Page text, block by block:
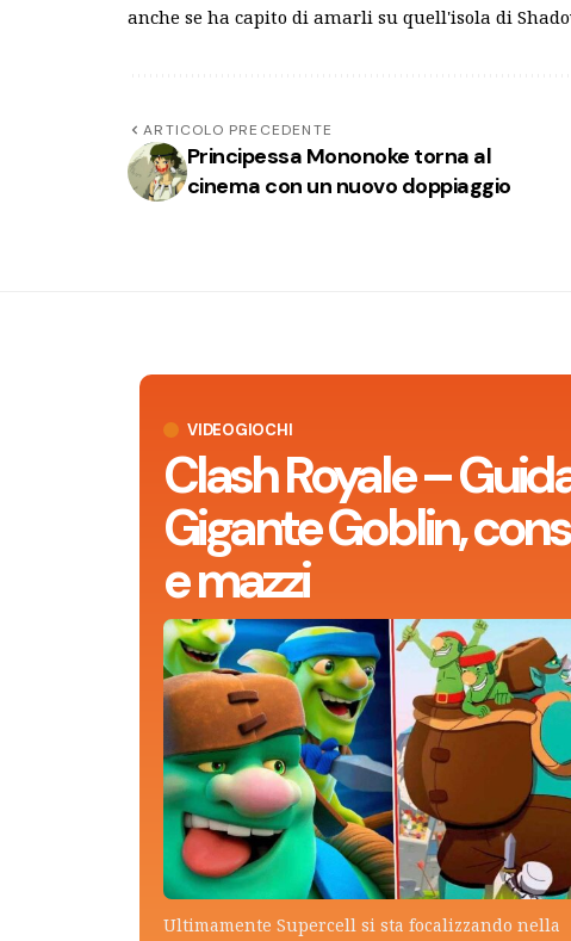
anche se ha capito di amarli su quell'isola di
ARTICOLO PRECEDENTE
Principessa Mononoke torna al
cinema con un nuovo doppiaggio
VIDEOGIOCHI
Clash Royale –
Gigante Goblin,
e mazzi
Ultimamente Supercell si sta focalizzando nella